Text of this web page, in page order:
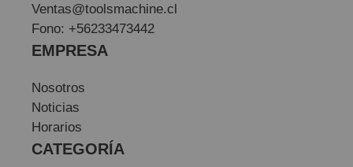
Ventas@toolsmachine.cl
Fono: +56233473442
EMPRESA
Nosotros
Noticias
Horarios
CATEGORÍA